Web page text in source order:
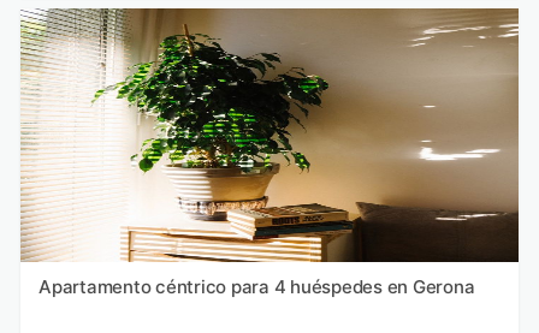
Apartamento céntrico para 4 huéspedes en Gerona